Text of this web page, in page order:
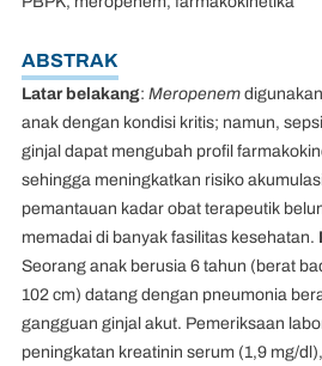
ABSTRAK
Latar belakang:Meropenem
anak dengan kondisi kritis; namun,
ginjal dapat mengubah profil
sehingga meningkatkan risiko
pemantauan kadar obat terapeutik
memadai di banyak fasilitas kesehatan.
Seorang anak berusia 6 tahun (berat
102 cm) datang dengan pneumonia
gangguan ginjal akut. Pemeriksaan
peningkatan kreatinin serum (1,9 mg/